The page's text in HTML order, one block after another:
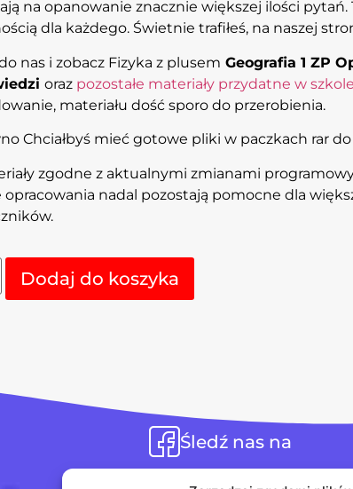
na opanowanie znacznie większej ilości pytań.
dla każdego. Świetnie trafiłeś, na naszej
nas i zobacz Fizyka z plusem Geografia 1 ZP
oraz pozostałe materiały przydatne w szkole
materiału dość sporo do przerobienia.
Chciałbyś mieć gotowe pliki w paczkach rar
zgodne z aktualnymi zmianami
opracowania nadal pozostają pomocne dla
Dodaj do koszyka
Śledź nas na